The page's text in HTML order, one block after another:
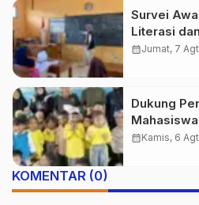
Survei
Literasi
Simpenan
calendar_monthJumat, 7
Dukung
Peresmian
calendar_monthKamis, 6
KOMENTAR (0)